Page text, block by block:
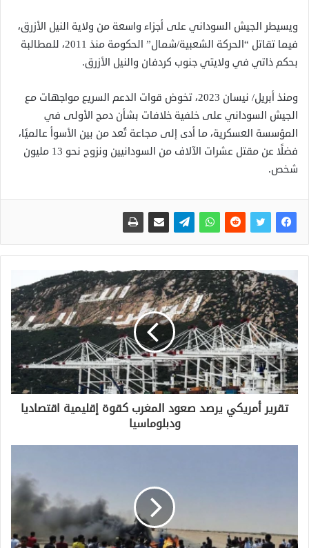
ويسيطر الجيش السوداني على أجزاء واسعة من ولاية النيل الأزرق،
فيما تقاتل “الحركة الشعبية/شمال” الحكومة منذ 2011، للمطالبة
بحكم ذاتي في ولايتي جنوب كردفان والنيل الأزرق.
ومنذ أبريل/ نيسان 2023، تخوض قوات الدعم السريع مواجهات مع
الجيش السوداني على خلفية خلافات بشأن دمج الأولى في
المؤسسة العسكرية، ما أدى إلى مجاعة تُعد من بين الأسوأ عالميًا،
فضلًا عن مقتل عشرات الآلاف من السودانيين ونزوح نحو 13 مليون
شخص.
تقرير أمريكي يرصد صعود المغرب كقوة إقليمية اقتصاديا
ودبلوماسيا